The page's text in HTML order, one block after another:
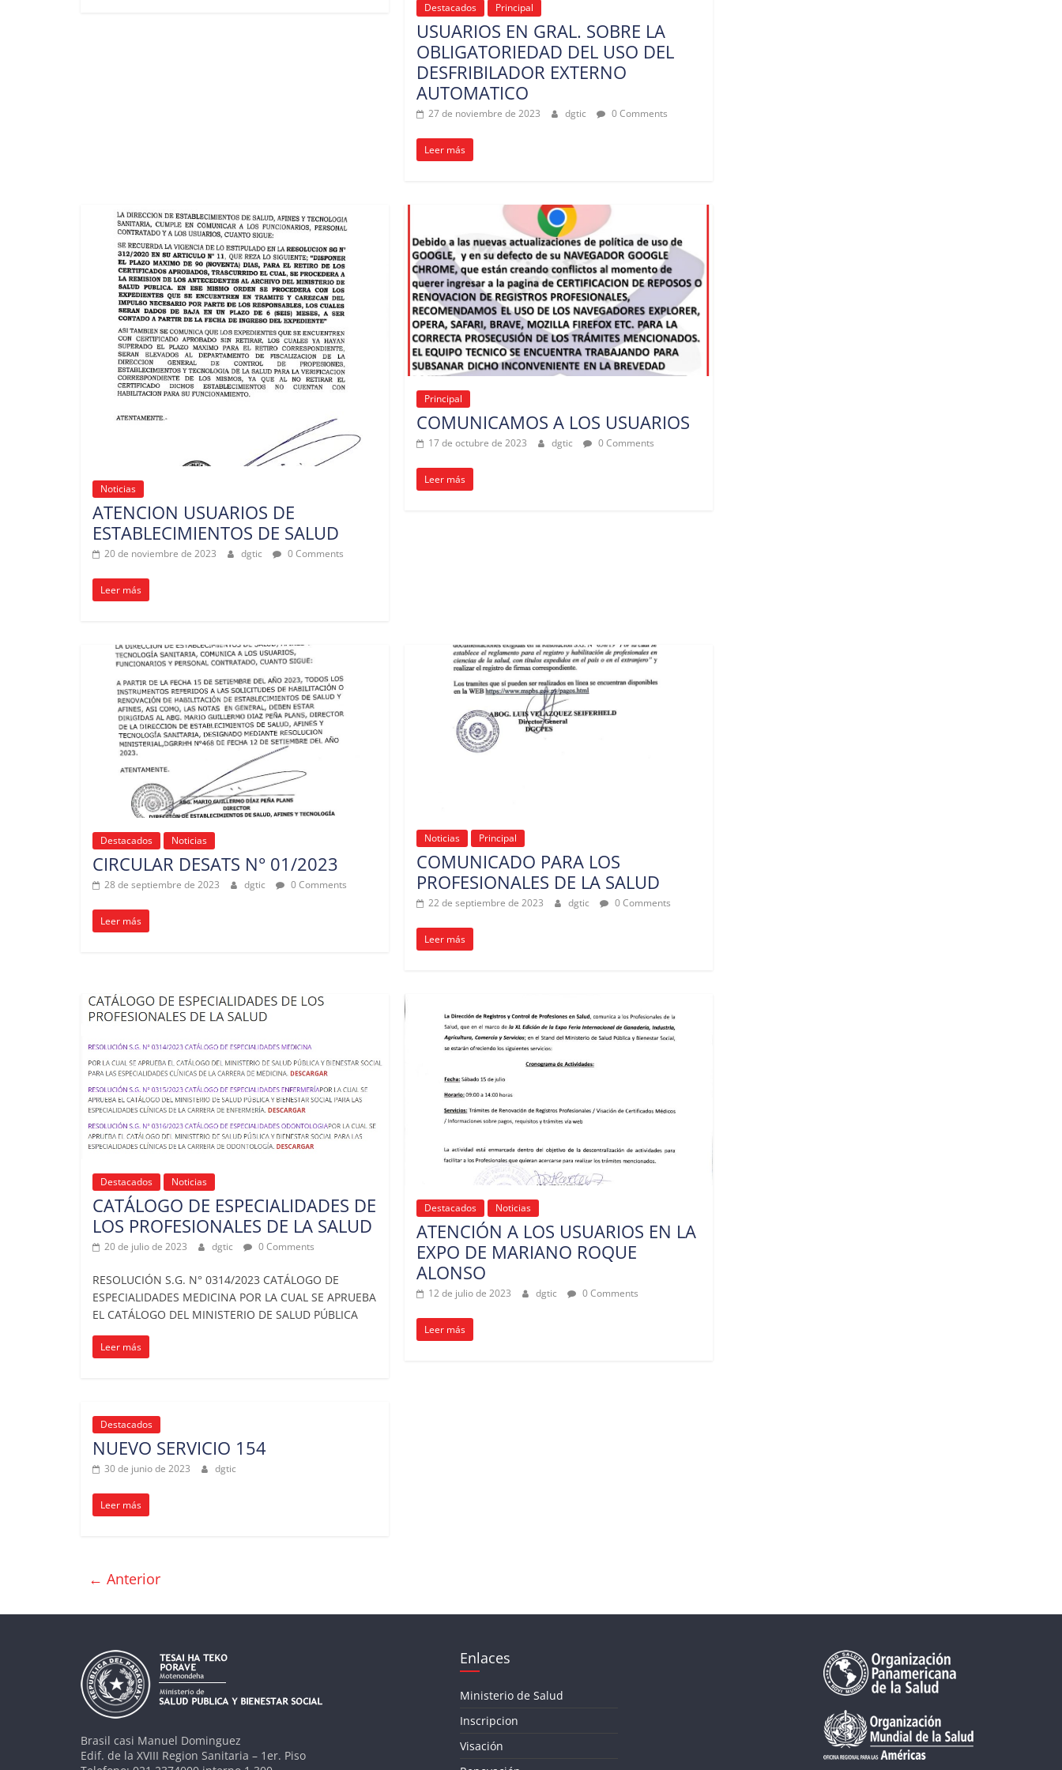
Destacados Principal
USUARIOS EN GRAL. SOBRE LA
OBLIGATORIEDAD DEL USO DEL
DESFRIBILADOR EXTERNO
AUTOMATICO
27 de noviembre de 2023 dgtic 0 Comments
Leer más
Noticias
ATENCION USUARIOS DE
ESTABLECIMIENTOS DE SALUD
20 de noviembre de 2023 dgtic 0 Comments
Leer más
Principal
COMUNICAMOS A LOS USUARIOS
17 de octubre de 2023 dgtic 0 Comments
Leer más
Destacados Noticias
CIRCULAR DESATS N° 01/2023
28 de septiembre de 2023 dgtic 0 Comments
Leer más
Noticias Principal
COMUNICADO PARA LOS
PROFESIONALES DE LA SALUD
22 de septiembre de 2023 dgtic 0 Comments
Leer más
Destacados Noticias
CATÁLOGO DE ESPECIALIDADES DE
LOS PROFESIONALES DE LA SALUD
20 de julio de 2023 dgtic 0 Comments
RESOLUCIÓN S.G. N° 0314/2023 CATÁLOGO DE
ESPECIALIDADES MEDICINA POR LA CUAL SE APRUEBA
EL CATÁLOGO DEL MINISTERIO DE SALUD PÚBLICA
Leer más
Destacados Noticias
ATENCIÓN A LOS USUARIOS EN LA
EXPO DE MARIANO ROQUE
ALONSO
12 de julio de 2023 dgtic 0 Comments
Leer más
Destacados
NUEVO SERVICIO 154
30 de junio de 2023 dgtic
Leer más
← Anterior
Brasil casi Manuel Dominguez
Edif. de la XVIII Region Sanitaria – 1er. Piso
Enlaces
Ministerio de Salud
Inscripcion
Visación